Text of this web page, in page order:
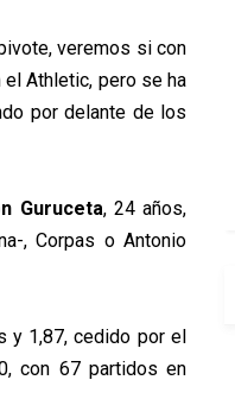
veremos si con
el Athletic, pero se ha
por delante de los
Guruceta, 24 años,
, Corpas o Antonio
y 1,87, cedido por el
con 67 partidos en